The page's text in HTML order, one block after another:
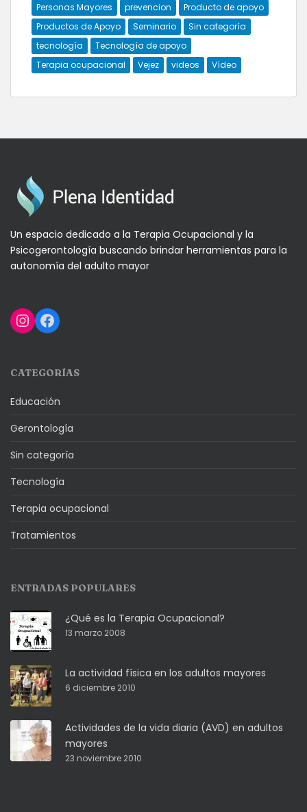
Personas Mayores
prevencion
Producto de apoyo
Productos de Apoyo
Seminario
Sin categoría
tecnología
Tecnología de apoyo
Terapia ocupacional
Vejez videos Vídeo
Un espacio dedicado a la Terapia Ocupacional y la
Psicogerontología buscando brindar herramientas para la
autonomía del adulto mayor
Instagram
Facebook
CATEGORÍAS
Educación
Gerontología
Sin categoría
Tecnología
Terapia ocupacional
Tratamientos
ENTRADAS POPULARES
¿Qué es la Terapia Ocupacional?
13 marzo 2008
La actividad física en los adultos mayores
6 diciembre 2010
Actividades de la vida diaria (AVD) en adultos
mayores
23 noviembre 2010